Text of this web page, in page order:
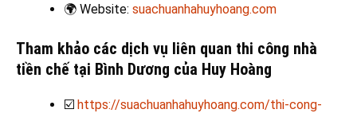
🌍 Website: suachuanhahuyhoang.com
Tham khảo các dịch vụ liên quan thi công nhà
tiền chế tại Bình Dương của Huy Hoàng
☑️ https://suachuanhahuyhoang.com/thi-cong-